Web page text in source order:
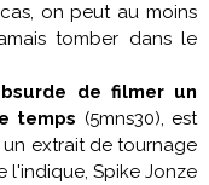
on peut au moins
tomber dans le
de filmer un
temps (5mns30), est
extrait de tournage
l'indique, Spike Jonze